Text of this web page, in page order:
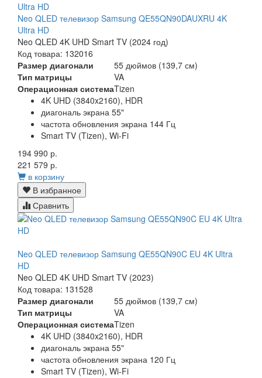
Neo QLED телевизор Samsung QE55QN90DAUXRU 4K
Ultra HD
Neo QLED 4K UHD Smart TV (2024 год)
Код товара: 132016
Размер диагонали
55 дюймов (139,7 см)
Тип матрицы
VA
Операционная системаTizen
4K UHD (3840x2160), HDR
диагональ экрана 55"
частота обновления экрана 144 Гц
Smart TV (Tizen), Wi-Fi
194 990 р.
221 579 р.
в корзину
В избранное
Сравнить
Neo QLED телевизор Samsung QE55QN90C EU 4K Ultra
HD
Neo QLED 4K UHD Smart TV (2023)
Код товара: 131528
Размер диагонали
55 дюймов (139,7 см)
Тип матрицы
VA
Операционная системаTizen
4K UHD (3840x2160), HDR
диагональ экрана 55"
частота обновления экрана 120 Гц
Smart TV (Tizen), Wi-Fi